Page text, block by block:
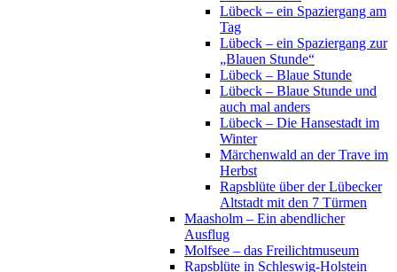
Lübeck – ein Spaziergang am
Tag
Lübeck – ein Spaziergang zur
„Blauen Stunde“
Lübeck – Blaue Stunde
Lübeck – Blaue Stunde und
auch mal anders
Lübeck – Die Hansestadt im
Winter
Märchenwald an der Trave im
Herbst
Rapsblüte über der Lübecker
Altstadt mit den 7 Türmen
Maasholm – Ein abendlicher
Ausflug
Molfsee – das Freilichtmuseum
Rapsblüte in Schleswig-Holstein